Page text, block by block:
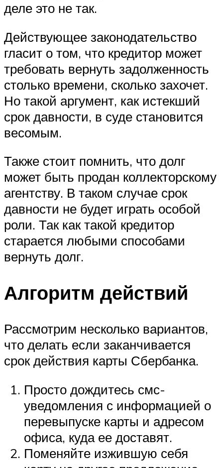
деле это не так.
Действующее законодательство
гласит о том, что кредитор может
требовать вернуть задолженность
столько времени, сколько захочет.
Но такой аргумент, как истекший
срок давности, в суде становится
весомым.
Также стоит помнить, что долг
может быть продан коллекторскому
агентству. В таком случае срок
давности не будет играть особой
роли. Так как такой кредитор
старается любыми способами
вернуть долг.
Алгоритм действий
Рассмотрим несколько вариантов,
что делать если заканчивается
срок действия карты Сбербанка.
Просто дождитесь смс-
уведомления с информацией о
перевыпуске карты и адресом
офиса, куда ее доставят.
Поменяйте изжившую себя